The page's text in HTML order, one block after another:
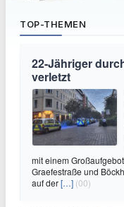
TOP-THEMEN
22-Jähriger
verletzt
mit einem
Graefestraße und
auf der[…] (00)